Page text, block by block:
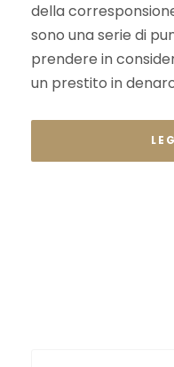
della
sono una serie di
prendere in
un prestito in